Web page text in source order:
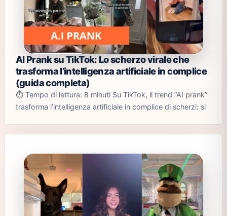
AI Prank su TikTok: Lo scherzo virale che
trasforma l’intelligenza artificiale in complice
(guida completa)
⏱️ Tempo di lettura: 8 minuti Su TikTok, il trend “AI prank”
trasforma l’intelligenza artificiale in complice di scherzi: si